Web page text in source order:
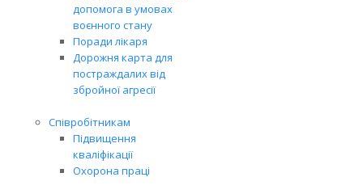
допомога в умовах
воєнного стану
Поради лікаря
Дорожня карта для
постраждалих від
збройної агресії
Співробітникам
Підвищення
кваліфікації
Охорона праці